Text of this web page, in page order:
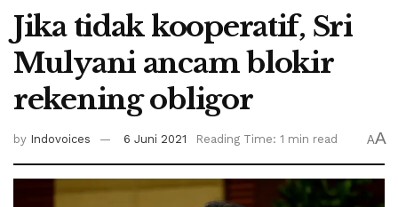
Jika tidak kooperatif, Sri
Mulyani ancam blokir
rekening obligor
by Indovoices 6 Juni 2021 Reading Time: 1 min read AA